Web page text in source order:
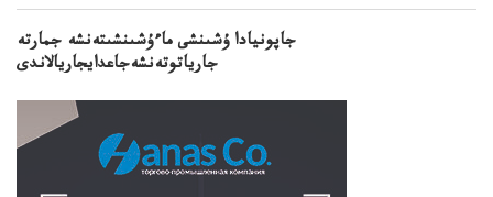
جاپونيادا ۇشىنشى ماءۇشىنشىتەنشە جمارتە
جارياتوتەنشەجاعدايجاريالاندى